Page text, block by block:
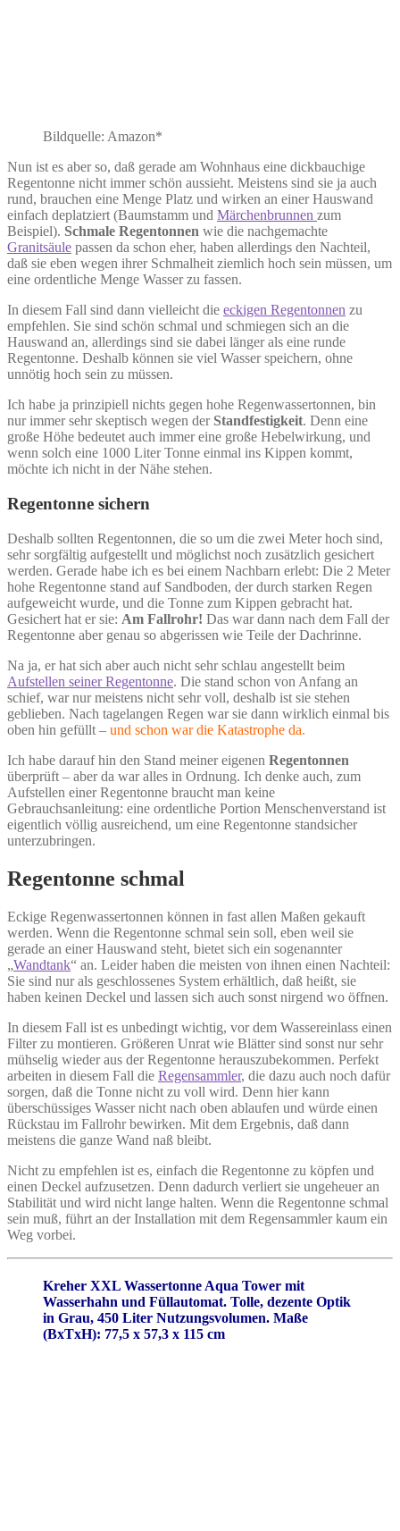
Bildquelle: Amazon*
Nun ist es aber so, daß gerade am Wohnhaus eine dickbauchige
Regentonne nicht immer schön aussieht. Meistens sind sie ja auch
rund, brauchen eine Menge Platz und wirken an einer Hauswand
einfach deplatziert (Baumstamm und Märchenbrunnen zum
Beispiel). Schmale Regentonnen wie die nachgemachte
Granitsäule passen da schon eher, haben allerdings den Nachteil,
daß sie eben wegen ihrer Schmalheit ziemlich hoch sein müssen, um
eine ordentliche Menge Wasser zu fassen.
In diesem Fall sind dann vielleicht die eckigen Regentonnen zu
empfehlen. Sie sind schön schmal und schmiegen sich an die
Hauswand an, allerdings sind sie dabei länger als eine runde
Regentonne. Deshalb können sie viel Wasser speichern, ohne
unnötig hoch sein zu müssen.
Ich habe ja prinzipiell nichts gegen hohe Regenwassertonnen, bin
nur immer sehr skeptisch wegen der Standfestigkeit. Denn eine
große Höhe bedeutet auch immer eine große Hebelwirkung, und
wenn solch eine 1000 Liter Tonne einmal ins Kippen kommt,
möchte ich nicht in der Nähe stehen.
Regentonne sichern
Deshalb sollten Regentonnen, die so um die zwei Meter hoch sind,
sehr sorgfältig aufgestellt und möglichst noch zusätzlich gesichert
werden. Gerade habe ich es bei einem Nachbarn erlebt: Die 2 Meter
hohe Regentonne stand auf Sandboden, der durch starken Regen
aufgeweicht wurde, und die Tonne zum Kippen gebracht hat.
Gesichert hat er sie: Am Fallrohr! Das war dann nach dem Fall der
Regentonne aber genau so abgerissen wie Teile der Dachrinne.
Na ja, er hat sich aber auch nicht sehr schlau angestellt beim
Aufstellen seiner Regentonne. Die stand schon von Anfang an
schief, war nur meistens nicht sehr voll, deshalb ist sie stehen
geblieben. Nach tagelangen Regen war sie dann wirklich einmal bis
oben hin gefüllt – und schon war die Katastrophe da.
Ich habe darauf hin den Stand meiner eigenen Regentonnen
überprüft – aber da war alles in Ordnung. Ich denke auch, zum
Aufstellen einer Regentonne braucht man keine
Gebrauchsanleitung: eine ordentliche Portion Menschenverstand ist
eigentlich völlig ausreichend, um eine Regentonne standsicher
unterzubringen.
Regentonne schmal
Eckige Regenwassertonnen können in fast allen Maßen gekauft
werden. Wenn die Regentonne schmal sein soll, eben weil sie
gerade an einer Hauswand steht, bietet sich ein sogenannter
„Wandtank“ an. Leider haben die meisten von ihnen einen Nachteil:
Sie sind nur als geschlossenes System erhältlich, daß heißt, sie
haben keinen Deckel und lassen sich auch sonst nirgend wo öffnen.
In diesem Fall ist es unbedingt wichtig, vor dem Wassereinlass einen
Filter zu montieren. Größeren Unrat wie Blätter sind sonst nur sehr
mühselig wieder aus der Regentonne herauszubekommen. Perfekt
arbeiten in diesem Fall die Regensammler, die dazu auch noch dafür
sorgen, daß die Tonne nicht zu voll wird. Denn hier kann
überschüssiges Wasser nicht nach oben ablaufen und würde einen
Rückstau im Fallrohr bewirken. Mit dem Ergebnis, daß dann
meistens die ganze Wand naß bleibt.
Nicht zu empfehlen ist es, einfach die Regentonne zu köpfen und
einen Deckel aufzusetzen. Denn dadurch verliert sie ungeheuer an
Stabilität und wird nicht lange halten. Wenn die Regentonne schmal
sein muß, führt an der Installation mit dem Regensammler kaum ein
Weg vorbei.
Kreher XXL Wassertonne Aqua Tower mit
Wasserhahn und Füllautomat. Tolle, dezente Optik
in Grau, 450 Liter Nutzungsvolumen. Maße
(BxTxH): 77,5 x 57,3 x 115 cm